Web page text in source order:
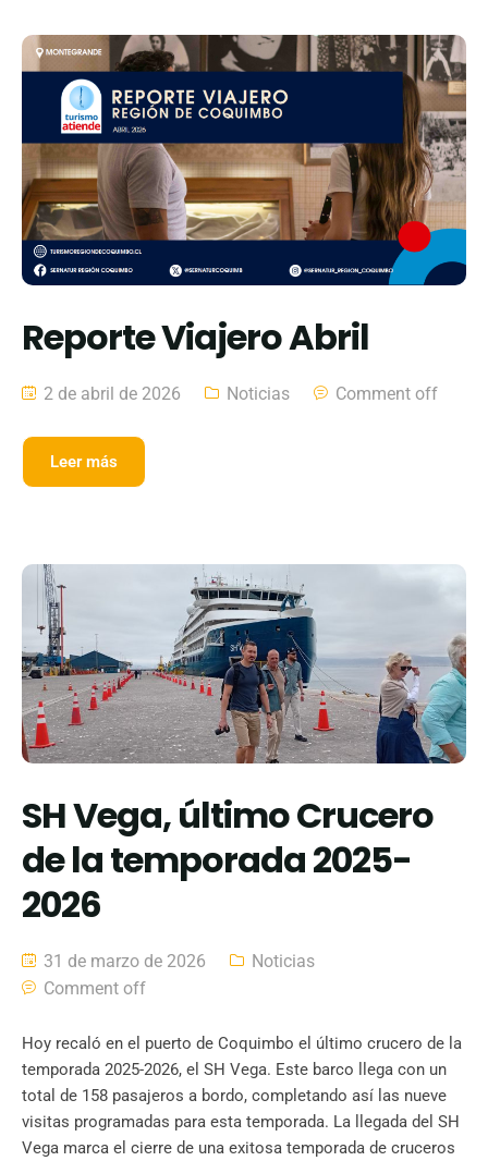
Reporte Viajero Abril
2 de abril de 2026 Noticias Comment off
Leer más
SH Vega, último Crucero
de la temporada 2025-
2026
31 de marzo de 2026
Noticias
Comment off
Hoy recaló en el puerto de Coquimbo el último crucero de la
temporada 2025-2026, el SH Vega. Este barco llega con un
total de 158 pasajeros a bordo, completando así las nueve
visitas programadas para esta temporada. La llegada del SH
Vega marca el cierre de una exitosa temporada de cruceros